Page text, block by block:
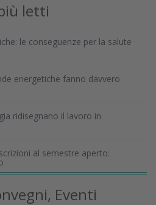
letti
le conseguenze per la salute
energetiche fanno davvero
ridisegnano il lavoro in
al semestre aperto:
Eventi